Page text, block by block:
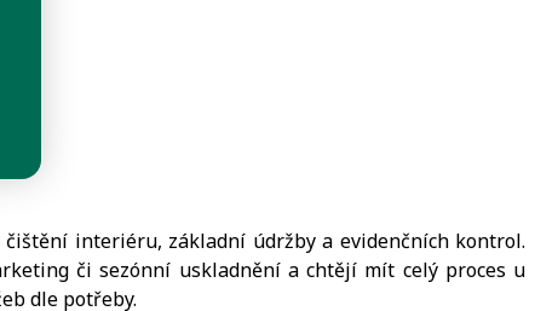
interiéru, základní údržby a evidenčních kontrol.
či sezónní uskladnění a chtějí mít celý proces u
dle potřeby.